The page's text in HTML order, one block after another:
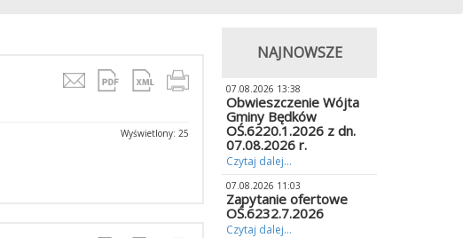
Wyświetlony: 25
NAJNOWSZE
07.08.2026 13:38
Obwieszczenie Wójta
Gminy Będków
OŚ.6220.1.2026 z dn.
07.08.2026 r.
Czytaj dalej...
07.08.2026 11:03
Zapytanie ofertowe
OŚ.6232.7.2026
Czytaj dalej...